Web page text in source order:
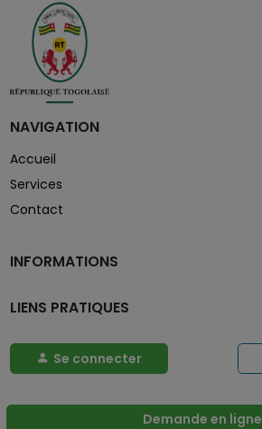
Demande en ligne
NAVIGATION
Accueil
Services
Contact
INFORMATIONS
LIENS PRATIQUES
Se connecter
Service Public
de l'administration togolaise